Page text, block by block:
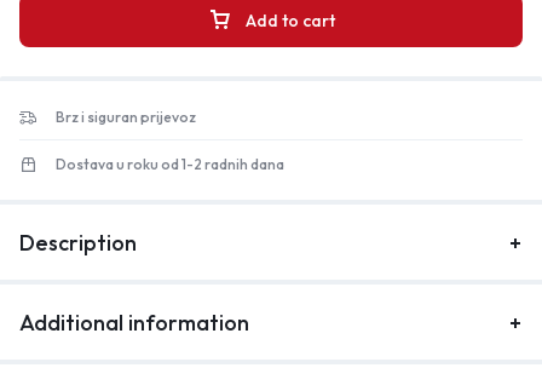
Add to cart
Brz i siguran prijevoz
Dostava u roku od 1-2 radnih dana
Description
Additional information